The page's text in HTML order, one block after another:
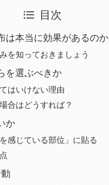
目次
は本当に効果があるのか
を知っておきましょう
を選ぶべきか
はいけない理由
合はどうすれば？
か
感じている部位」に貼る